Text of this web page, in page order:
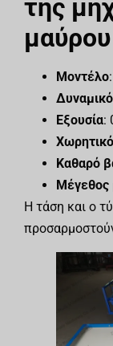
της
Μοντέλο
Δυναμικό
Εξουσία:
Καθαρό
Μέγεθος
Η τάση και ο